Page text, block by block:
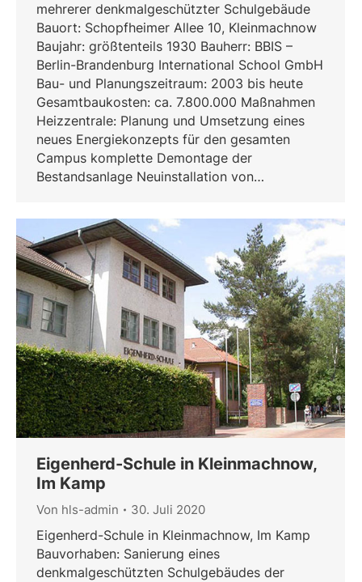
mehrerer denkmalgeschützter Schulgebäude
Bauort: Schopfheimer Allee 10, Kleinmachnow
Baujahr: größtenteils 1930 Bauherr: BBIS –
Berlin-Brandenburg International School GmbH
Bau- und Planungszeitraum: 2003 bis heute
Gesamtbaukosten: ca. 7.800.000 Maßnahmen
Heizzentrale: Planung und Umsetzung eines
neues Energiekonzepts für den gesamten
Campus komplette Demontage der
Bestandsanlage Neuinstallation von…
Eigenherd-Schule in Kleinmachnow,
Im Kamp
Von hls-admin 30. Juli 2020
Eigenherd-Schule in Kleinmachnow, Im Kamp
Bauvorhaben: Sanierung eines
denkmalgeschützten Schulgebäudes der